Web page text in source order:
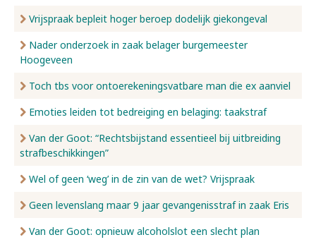
Vrijspraak bepleit hoger beroep dodelijk giekongeval
Nader onderzoek in zaak belager burgemeester
Hoogeveen
Toch tbs voor ontoerekeningsvatbare man die ex aanviel
Emoties leiden tot bedreiging en belaging: taakstraf
Van der Goot: “Rechtsbijstand essentieel bij uitbreiding
strafbeschikkingen”
Wel of geen ‘weg’ in de zin van de wet? Vrijspraak
Geen levenslang maar 9 jaar gevangenisstraf in zaak Eris
Van der Goot: opnieuw alcoholslot een slecht plan